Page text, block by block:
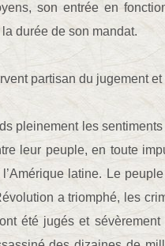
son entrée en
durée de son mandat.
partisan du jugement
pleinement les
leur peuple, en toute
latine. Le
a triomphé, les
été jugés et